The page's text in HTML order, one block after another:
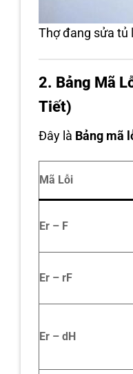
Thợ đang sửa tủ
2. Bảng Mã
Tiết)
Đây là Bảng mã
Mã Lỗi
Er – F
Er – rF
Er – dH